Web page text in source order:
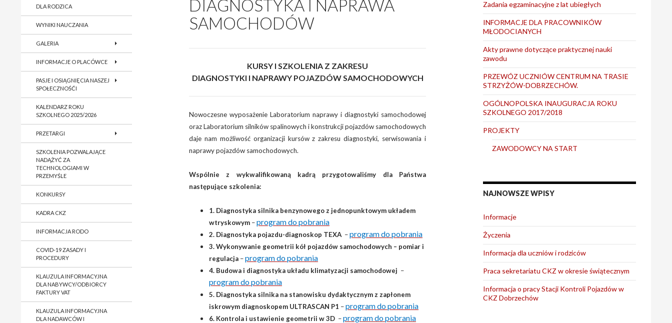
DIAGNOSTYKA I NAPRAWA
SAMOCHODÓW
KURSY I SZKOLENIA Z ZAKRESU
DIAGNOSTYKI I NAPRAWY POJAZDÓW SAMOCHODOWYCH
Nowoczesne wyposażenie Laboratorium naprawy i diagnostyki samochodowej
oraz Laboratorium silników spalinowych i konstrukcji pojazdów samochodowych
daje nam możliwość organizacji kursów z zakresu diagnostyki, serwisowania i
naprawy pojazdów samochodowych.
Wspólnie z wykwalifikowaną kadrą przygotowaliśmy dla Państwa
następujące szkolenia:
1. Diagnostyka silnika benzynowego z jednopunktowym układem
wtryskowym –program do pobrania
2. Diagnostyka pojazdu-diagnoskop TEXA –program do pobrania
3. Wykonywanie geometrii kół pojazdów samochodowych – pomiar i
regulacja –program do pobrania
4. Budowa i diagnostyka układu klimatyzacji samochodowej –
program do pobrania
5. Diagnostyka silnika na stanowisku dydaktycznym z zapłonem
iskrowym diagnoskopem ULTRASCAN P1 –program do pobrania
6. Kontrola i ustawienie geometrii w 3D –program do pobrania
Zadania egzaminacyjne z lat ubiegłych
INFORMACJE DLA PRACOWNIKÓW
MŁODOCIANYCH
Akty prawne dotyczące praktycznej nauki
zawodu
PRZEWÓZ UCZNIÓW CENTRUM NA TRASIE
STRZYŻÓW-DOBRZECHÓW.
OGÓLNOPOLSKA INAUGURACJA ROKU
SZKOLNEGO 2017/2018
PROJEKTY
ZAWODOWCY NA START
NAJNOWSZE WPISY
Informacje
Życzenia
Informacja dla uczniów i rodziców
Praca sekretariatu CKZ w okresie świątecznym
Informacja o pracy Stacji Kontroli Pojazdów w
CKZ Dobrzechów
DLA RODZICA
WYNIKI NAUCZANIA
GALERIA
INFORMACJE O PLACÓWCE
PASJE I OSIĄGNIĘCIA NASZEJ
SPOŁECZNOŚĆI
KALENDARZ ROKU
SZKOLNEGO 2025/2026
PRZETARGI
SZKOLENIA POZWALAJĄCE
NADĄŻYĆ ZA
TECHNOLOGIAMI W
PRZEMYŚLE
KONKURSY
KADRA CKZ
INFORMACJA RODO
COVID-19 ZASADY I
PROCEDURY
KLAUZULA INFORMACYJNA
DLA NABYWCY/ODBIORCY
FAKTURY VAT
KLAUZULA INFORMACYJNA
DLA NADAWCÓW I